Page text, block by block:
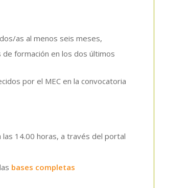
as al menos seis meses,
formación en los dos últimos
por el MEC en la convocatoria
14.00 horas, a través del portal
bases completas